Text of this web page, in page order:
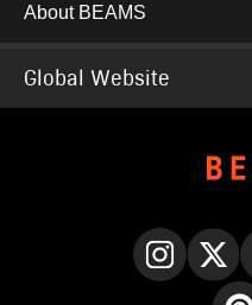
About BEAMS
Global Website